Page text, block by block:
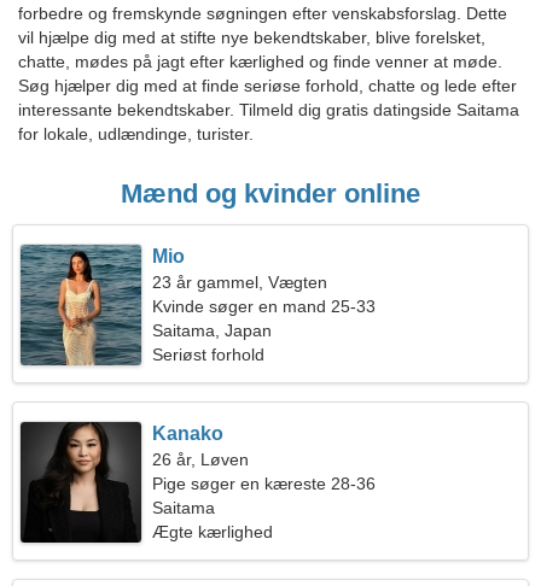
forbedre og fremskynde søgningen efter venskabsforslag. Dette
vil hjælpe dig med at stifte nye bekendtskaber, blive forelsket,
chatte, mødes på jagt efter kærlighed og finde venner at møde.
Søg hjælper dig med at finde seriøse forhold, chatte og lede efter
interessante bekendtskaber. Tilmeld dig gratis datingside Saitama
for lokale, udlændinge, turister.
Mænd og kvinder online
Mio
23 år gammel, Vægten
Kvinde søger en mand 25-33
Saitama, Japan
Seriøst forhold
Kanako
26 år, Løven
Pige søger en kæreste 28-36
Saitama
Ægte kærlighed